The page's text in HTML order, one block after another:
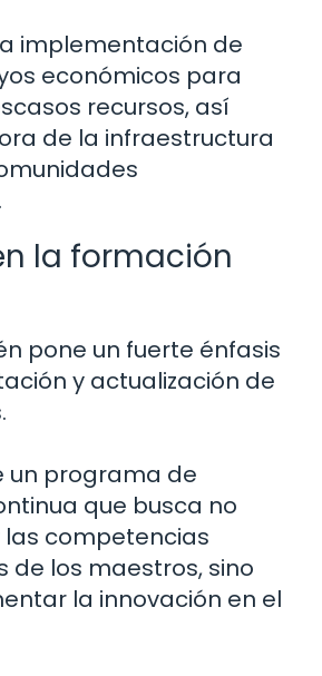
implementación de
económicos para
recursos, así
de la infraestructura
la formación
pone un fuerte énfasis
y actualización de
un programa de
que busca no
competencias
de los maestros, sino
la innovación en el